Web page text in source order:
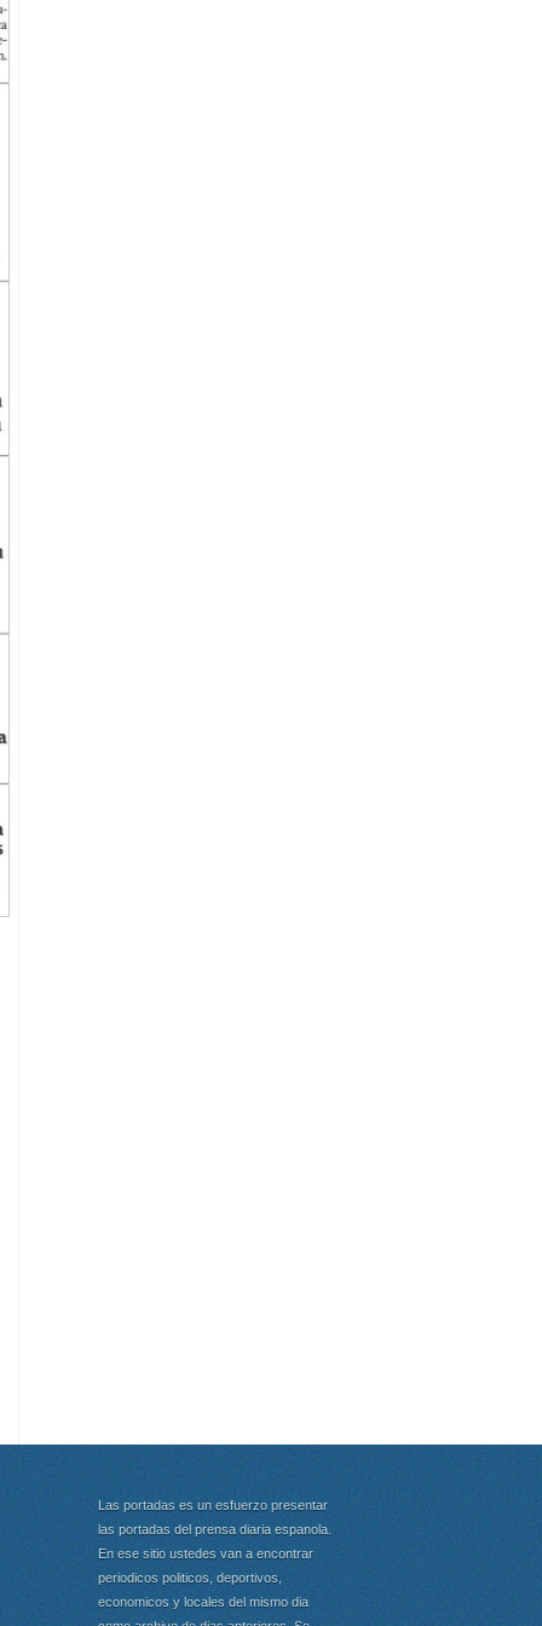
Las portadas es un esfuerzo presentar
las portadas del prensa diaria espanola.
En ese sitio ustedes van a encontrar
periodicos politicos, deportivos,
economicos y locales del mismo dia